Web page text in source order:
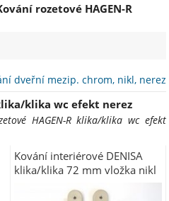
rozetové HAGEN-R
dveřní mezip. chrom, nikl, nerez
klika wc efekt nerez
HAGEN-R klika/klika wc efekt
Kování interiérové DENISA
klika/klika 72 mm vložka nikl